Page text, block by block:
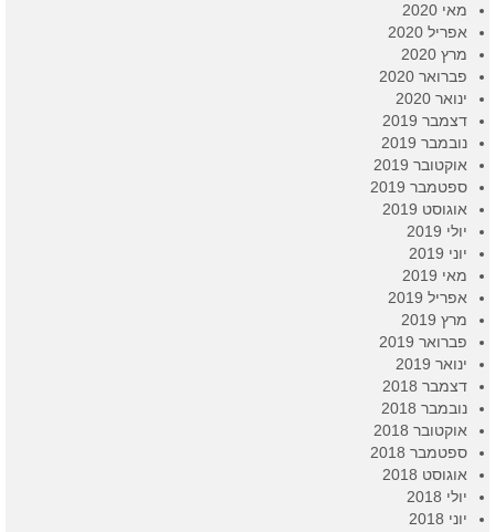
מאי 2020
אפריל 2020
מרץ 2020
פברואר 2020
ינואר 2020
דצמבר 2019
נובמבר 2019
אוקטובר 2019
ספטמבר 2019
אוגוסט 2019
יולי 2019
יוני 2019
מאי 2019
אפריל 2019
מרץ 2019
פברואר 2019
ינואר 2019
דצמבר 2018
נובמבר 2018
אוקטובר 2018
ספטמבר 2018
אוגוסט 2018
יולי 2018
יוני 2018